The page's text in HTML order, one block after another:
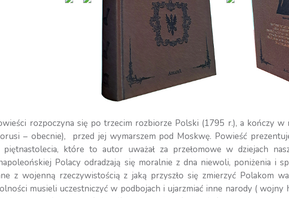
rozpoczyna się po trzecim rozbiorze Polski (1795 r.), a kończy
– obecnie), przed jej wymarszem pod Moskwę. Powieść
które to autor uważał za przełomowe w dziejach
Polacy odradzają się moralnie z dna niewoli, poniżenia i
z wojenną rzeczywistością z jaką przyszło się zmierzyć Polakom
musieli uczestniczyć w podbojach i ujarzmiać inne narody (